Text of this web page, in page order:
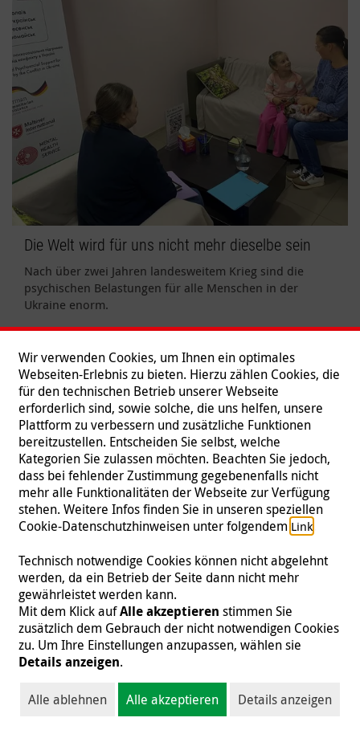
Die Welt wird für uns nicht mehr dieselbe sein
Nach über zwei Jahren landesweitem Krieg sind die
psychischen Belastungen für alle Menschen in der
Ukraine enorm.
Marias mutige Flucht vor der Besatzung
Maria floh mit ihren Kindern und ihrer Urgroßmutter
Wir verwenden Cookies, um Ihnen ein optimales
Webseiten-Erlebnis zu bieten. Hierzu zählen Cookies, die
für den technischen Betrieb unserer Webseite
erforderlich sind, sowie solche, die uns helfen, unsere
Plattform zu verbessern und zusätzliche Funktionen
bereitzustellen. Entscheiden Sie selbst, welche
Kategorien Sie zulassen möchten. Beachten Sie jedoch,
dass bei fehlender Zustimmung gegebenenfalls nicht
mehr alle Funktionalitäten der Webseite zur Verfügung
stehen. Weitere Infos finden Sie in unseren speziellen
Cookie-Datenschutzhinweisen unter folgendem Link.
Technisch notwendige Cookies können nicht abgelehnt
werden, da ein Betrieb der Seite dann nicht mehr
gewährleistet werden kann.
Mit dem Klick aufAlle akzeptieren stimmen Sie
zusätzlich dem Gebrauch der nicht notwendigen Cookies
zu. Um Ihre Einstellungen anzupassen, wählen sie
Details anzeigen.
Alle ablehnen Alle akzeptieren Details anzeigen